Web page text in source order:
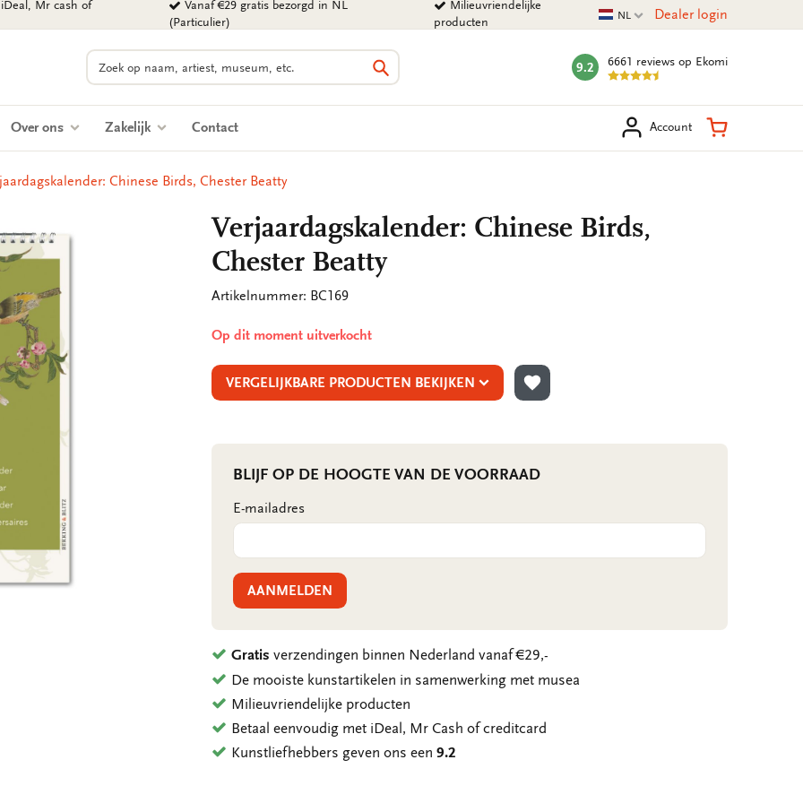
Mr cash of
Vanaf €29 gratis bezorgd in NL
(Particulier)
Milieuvriendelijke
producten
Huidige taal
NL Dealer login
Zoeken
Zoeken
mark:
9.2 6661 reviews op Ekomi
Over ons Zakelijk Contact Account Winkelmand
Chinese Birds, Chester Beatty
Verjaardagskalender: Chinese Birds,
Chester Beatty
Artikelnummer: BC169
Op dit moment uitverkocht
VERGELIJKBARE PRODUCTEN BEKIJKEN
TOEVOEGEN AAN VERLANGLIJST
BLIJF OP DE HOOGTE VAN DE VOORRAAD
E-mailadres
AANMELDEN
Gratis verzendingen binnen Nederland vanaf €29,-
De mooiste kunstartikelen in samenwerking met musea
Milieuvriendelijke producten
Betaal eenvoudig met iDeal, Mr Cash of creditcard
Kunstliefhebbers geven ons een9.2